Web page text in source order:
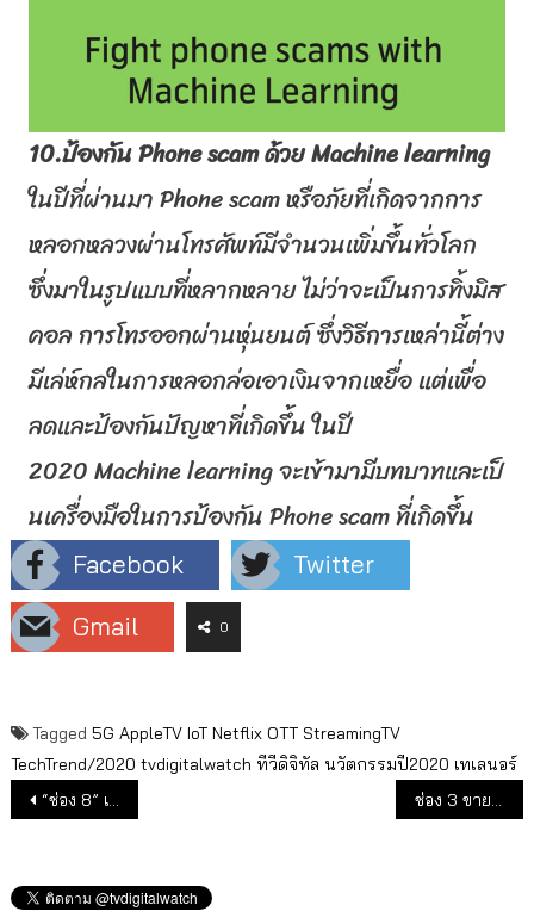
10.ป้องกันPhone scamด้วยMachine learning
ในปีที่ผ่านมาPhone scamหรือภัยที่เกิดจากการ
หลอกหลวงผ่านโทรศัพท์มีจำนวนเพิ่มขึ้นทั่วโลก
ซึ่งมาในรูปแบบที่หลากหลาย ไม่ว่าจะเป็นการทิ้งมิส
คอล การโทรออกผ่านหุ่นยนต์ ซึ่งวิธีการเหล่านี้ต่าง
มีเล่ห์กลในการหลอกล่อเอาเงินจากเหยื่อ แต่เพื่อ
ลดและป้องกันปัญหาที่เกิดขึ้น ในปี
2020Machine learningจะเข้ามามีบทบาทและเป็
นเครื่องมือในการป้องกันPhone scamที่เกิดขึ้น
Facebook
Twitter
Gmail
0
Tagged 5G AppleTV IoT Netflix OTT StreamingTV
TechTrend/2020 tvdigitalwatch ทีวีดิจิทัล นวัตกรรมปี2020 เทเลนอร์
แนะแนวเรื่อง
“ช่อง 8” เปิดผังปี 2020 เน้นมวย ละคร ข่าว ช่อง 3 ขายลิขสิทธิ์ละครไปมาเลเซียเรื่องแรก “เล่ห์ลับสลับร่าง” ณเดชน์ ญาญ่า